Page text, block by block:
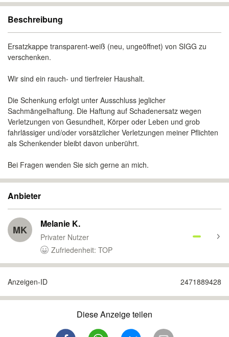
Beschreibung
Ersatzkappe transparent-weiß (neu, ungeöffnet) von SIGG zu
verschenken.
Wir sind ein rauch- und tierfreier Haushalt.
Die Schenkung erfolgt unter Ausschluss jeglicher
Sachmängelhaftung. Die Haftung auf Schadenersatz wegen
Verletzungen von Gesundheit, Körper oder Leben und grob
fahrlässiger und/oder vorsätzlicher Verletzungen meiner Pflichten
als Schenkender bleibt davon unberührt.
Bei Fragen wenden Sie sich gerne an mich.
Anbieter
MK Melanie K.
Privater Nutzer
Zufriedenheit: TOP
Anzeigen-ID 2471889428
Diese Anzeige teilen